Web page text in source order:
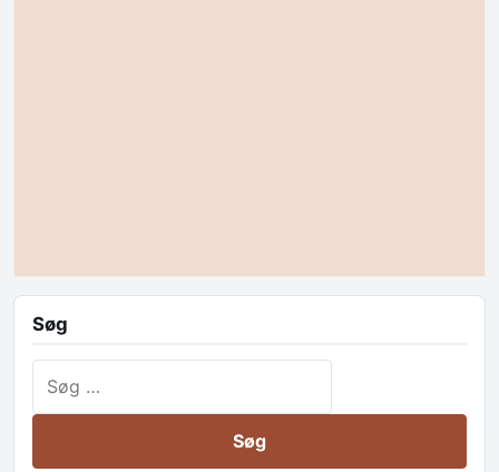
Søg